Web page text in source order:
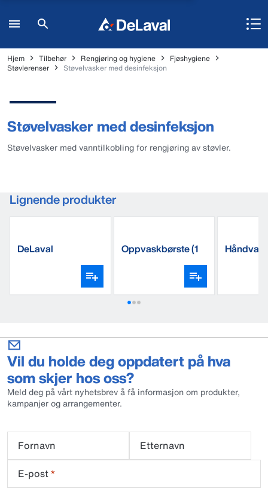
Hjem Tilbehør Rengjøring og hygiene
Fjøshygiene
Støvlerenser
Støvelvasker med desinfeksjon
Støvelvasker med desinfeksjon
Støvelvasker med vanntilkobling for rengjøring av støvler.
Lignende produkter
DeLaval Oppvaskbørste (1
Vil du holde deg oppdatert på hva
som skjer hos oss?
Meld deg på vårt nyhetsbrev å få informasjon om produkter,
kampanjer og arrangementer.
Fornavn
Etternavn
E-post*